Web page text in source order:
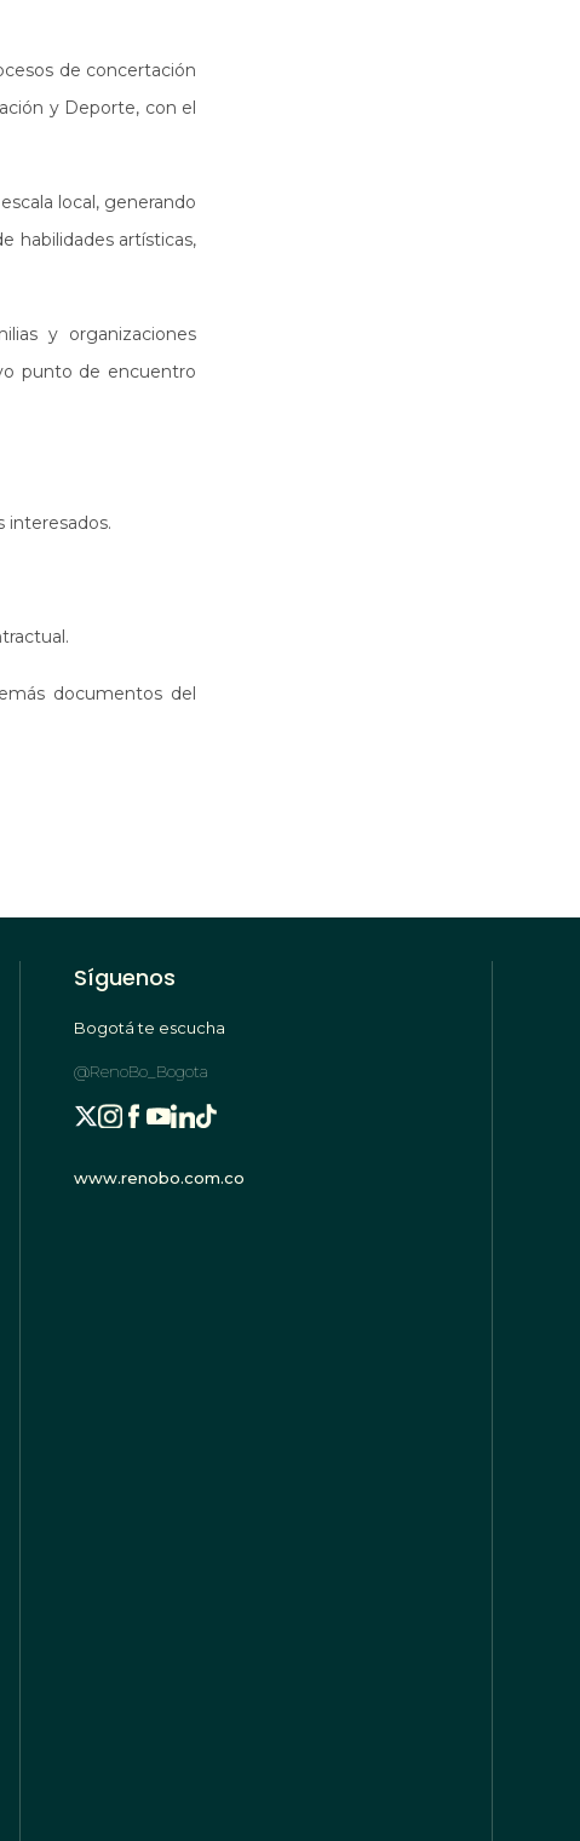
de concertación
y Deporte, con el
local, generando
habilidades artísticas,
y organizaciones
punto de encuentro
interesados.
documentos del
Síguenos
Bogotá te escucha
@RenoBo_Bogota
www.renobo.com.co